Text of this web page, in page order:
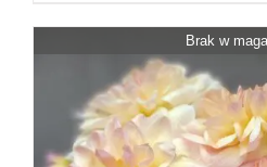
Brak w